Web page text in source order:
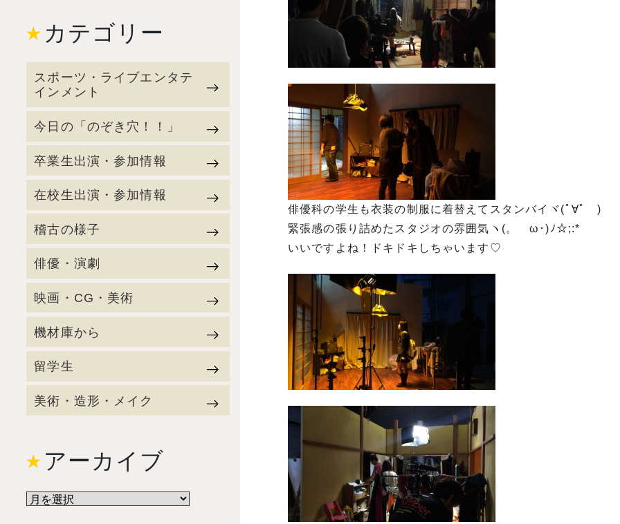
俳優科の学生も衣装の制服に着替えてスタンバイヾ(ﾟ∀ﾟゞ)
緊張感の張り詰めたスタジオの雰囲気ヽ(。ゝω･)ﾉ☆;:*
いいですよね！ドキドキしちゃいます♡
カテゴリー
スポーツ・ライブエンタテ
インメント
今日の「のぞき穴！！」
卒業生出演・参加情報
在校生出演・参加情報
稽古の様子
俳優・演劇
映画・CG・美術
機材庫から
留学生
美術・造形・メイク
アーカイブ